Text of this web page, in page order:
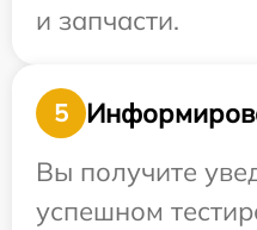
и запчасти.
5
Вы получите
успешном